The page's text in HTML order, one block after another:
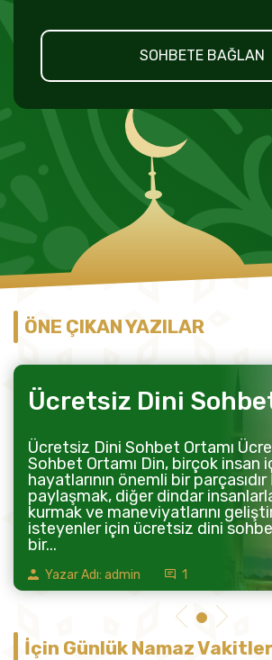
SOHBETE BAĞLAN
ÖNE ÇIKAN YAZILAR
Ücretsiz Dini
Ücretsiz Dini Sohbet Ortamı
Sohbet Ortamı Din, birçok insan
hayatlarının önemli bir parçasıdır
paylaşmak, diğer dindar
kurmak ve maneviyatlarını
isteyenler için ücretsiz dini
bir...
Yazar Adı: admin 1
İçin Günlük Namaz